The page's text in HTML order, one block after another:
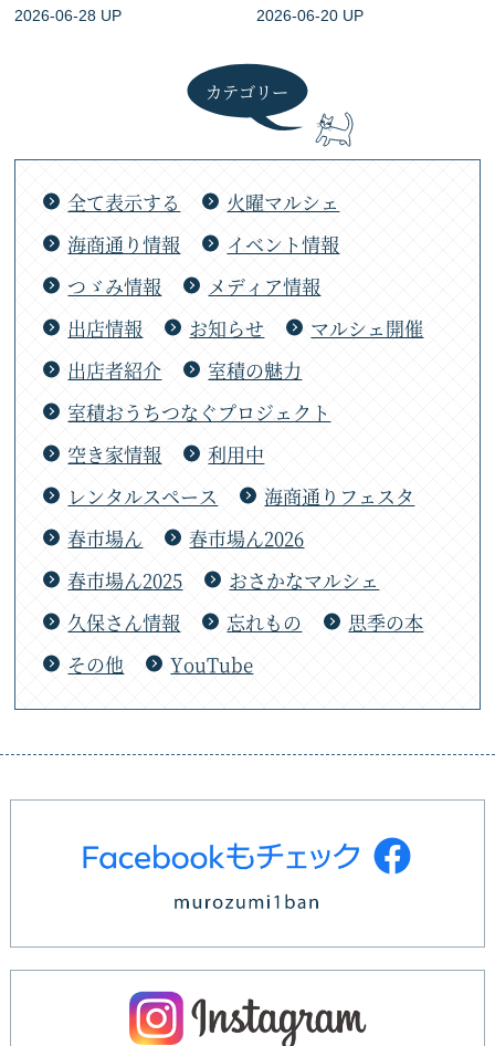
2026-06-28 UP 2026-06-20 UP
カテゴリー
全て表示する
火曜マルシェ
海商通り情報
イベント情報
つゞみ情報
メディア情報
出店情報
お知らせ
マルシェ開催
出店者紹介
室積の魅力
室積おうちつなぐプロジェクト
空き家情報
利用中
レンタルスペース
海商通りフェスタ
春市場ん
春市場ん2026
春市場ん2025
おさかなマルシェ
久保さん情報
忘れもの
思季の本
その他
YouTube